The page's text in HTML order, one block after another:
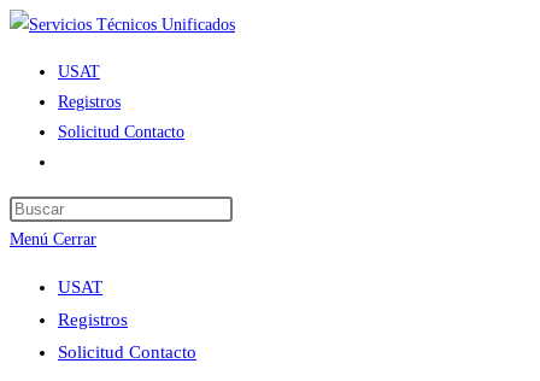
Ir
contenido
USAT
Registros
Solicitud Contacto
de
la
web
Menú Cerrar
USAT
Registros
Solicitud Contacto